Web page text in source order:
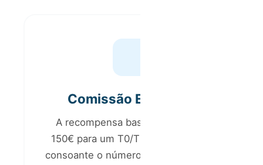
Comissão Escalável
A recompensa base começa nos
150€ para um T0/T1, mas aumenta
consoante o número de quartos ou o